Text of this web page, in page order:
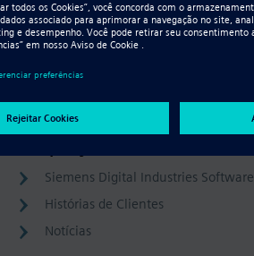
CAM Express
Siemens Digital Industries Software
Histórias de Clientes
Notícias